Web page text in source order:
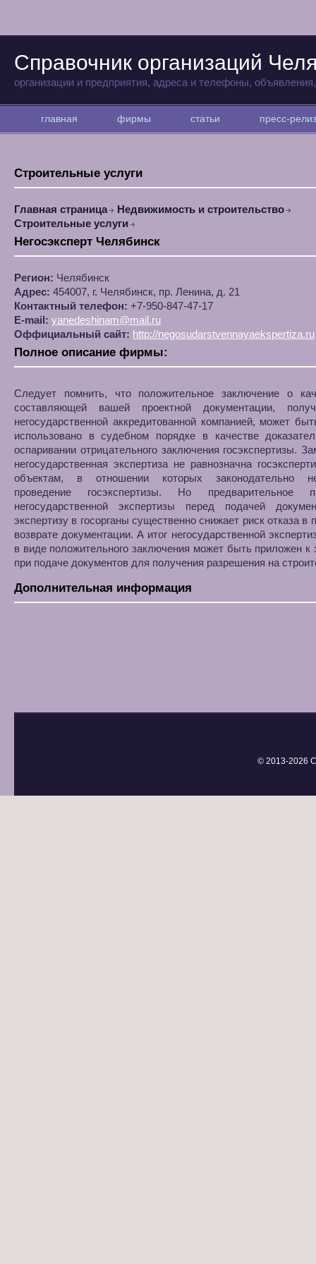
Справочник организаций
организации и предприятия, адреса и телефоны,
главная фирмы статьи пресс-
Строительные услуги
Главная страница
Недвижимость и строительство
Строительные услуги
Негосэксперт Челябинск
Регион: Челябинск
Адрес: 454007, г. Челябинск, пр. Ленина, д. 21
Контактный телефон: +7-950-847-47-17
E-mail: yanedeshinam@mail.ru
Оффициальный сайт: http://negosudarstvennayaekspertiza.ru
Полное описание фирмы:
Cледует помнить, что положительное заключение о
составляющей вашей проектной документации,
негосударственной аккредитованной компанией, может
использовано в судебном порядке в качестве
оспаривании отрицательного заключения госэкспертизы.
негосударственная экспертиза не равнозначна
объектам, в отношении которых законодательно
проведение госэкспертизы. Но предварительное
негосударственной экспертизы перед подачей
экспертизу в госорганы существенно снижает риск отказа в
возврате документации. А итог негосударственной
в виде положительного заключения может быть приложен к
при подаче документов для получения разрешения на
Дополнительная информация
© 2013-2026